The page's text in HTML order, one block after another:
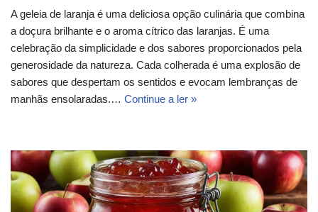
A geleia de laranja é uma deliciosa opção culinária que combina
a doçura brilhante e o aroma cítrico das laranjas. É uma
celebração da simplicidade e dos sabores proporcionados pela
generosidade da natureza. Cada colherada é uma explosão de
sabores que despertam os sentidos e evocam lembranças de
manhãs ensolaradas.… Continue a ler »